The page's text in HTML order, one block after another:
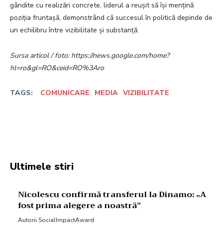
gândite cu realizări concrete, liderul a reușit să își mențină
poziția fruntașă, demonstrând că succesul în politică depinde de
un echilibru între vizibilitate și substanță.
Sursa articol / foto: https://news.google.com/home?
hl=ro&gl=RO&ceid=RO%3Aro
TAGS: COMUNICARE MEDIA VIZIBILITATE
Ultimele stiri
Nicolescu confirmă transferul la Dinamo: „A
fost prima alegere a noastră”
Autorii SocialImpactAward